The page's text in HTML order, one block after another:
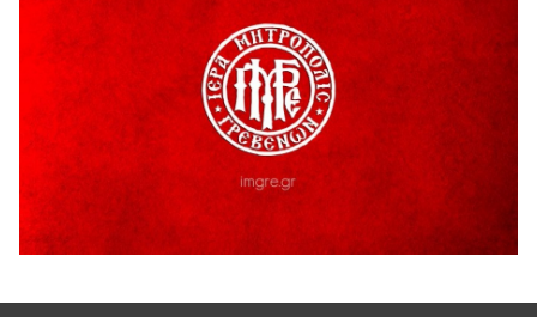
Διακοπή υδροδότησης του Α΄ κλάδου ύδρευσης
5 Αυγούστου 2026
Η Marseaux στα Γρεβενά για μια μοναδική συναυλία
Θερινό Σινεμά στο πλαίσιο του «Πολιτιστικού
Καλοκαιριού 2026» με την βραβευμένη ταινία «Μικρές
Ανάσες».